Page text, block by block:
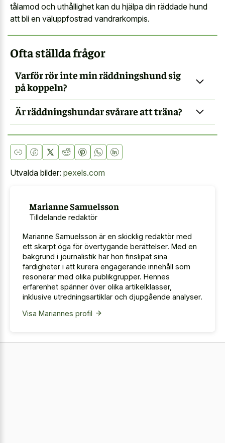
tålamod och uthållighet kan du hjälpa din räddade hund
att bli en väluppfostrad vandrarkompis.
Ofta ställda frågor
Varför rör inte min räddningshund sig
på koppeln?
Är räddningshundar svårare att träna?
Utvalda bilder: pexels.com
Marianne Samuelsson
Tilldelande redaktör
Marianne Samuelsson är en skicklig redaktör med
ett skarpt öga för övertygande berättelser. Med en
bakgrund i journalistik har hon finslipat sina
färdigheter i att kurera engagerande innehåll som
resonerar med olika publikgrupper. Hennes
erfarenhet spänner över olika artikelklasser,
inklusive utredningsartiklar och djupgående analyser.
Visa Mariannes profil